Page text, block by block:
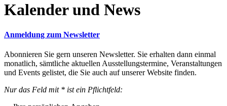
Kalender und News
Anmeldung zum Newsletter
Abonnieren Sie gern unseren Newsletter. Sie erhalten dann einmal
monatlich, sämtliche aktuellen Ausstellungstermine, Veranstaltungen
und Events gelistet, die Sie auch auf unserer Website finden.
Nur das Feld mit * ist ein Pflichtfeld: